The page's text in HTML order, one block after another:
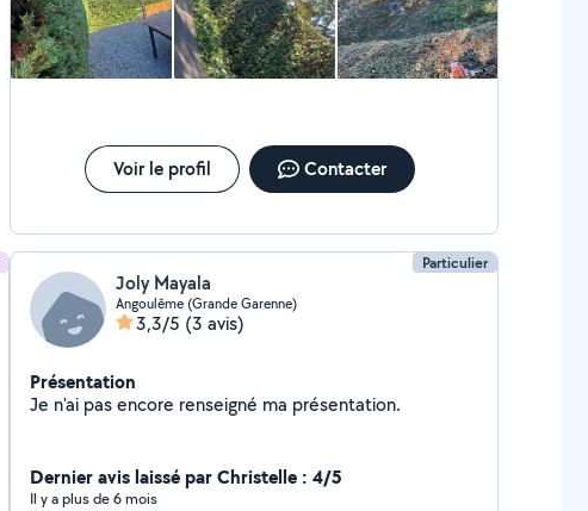
Voir le profil Contacter
Particulier
Joly Mayala
Angoulême (Grande Garenne)
3,3/5 (3 avis)
Présentation
Je n'ai pas encore renseigné ma présentation.
Dernier avis laissé par Christelle : 4/5
Il y a plus de 6 mois